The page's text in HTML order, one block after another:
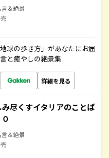
＆絶景
球の歩き方」があなたにお届
と癒やしの絶景集
詳細を見る
尽くすイタリアのことば
＆絶景